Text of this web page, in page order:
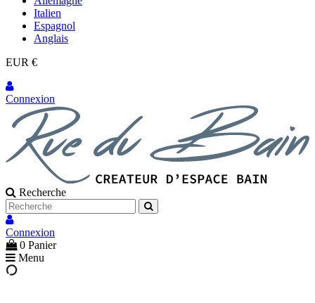
Italien
Espagnol
Anglais
EUR €
Connexion
Recherche
Connexion
0 Panier
Menu